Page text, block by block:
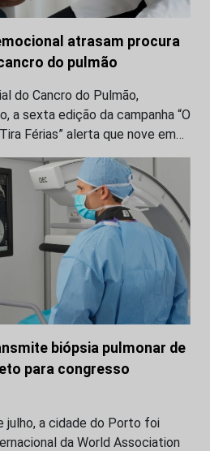
atrasam procura
do pulmão
do Cancro do Pulmão,
a sexta edição da campanha “O
Férias” alerta que nove em…
biópsia pulmonar de
para congresso
julho, a cidade do Porto foi
da World Association